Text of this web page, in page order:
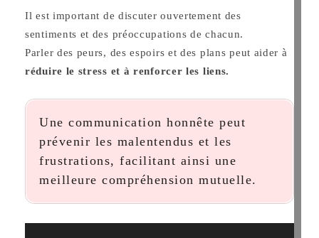
Il est important de discuter ouvertement des
sentiments et des préoccupations de chacun.
Parler des peurs, des espoirs et des plans peut aider à
réduire le stress et à renforcer les liens.
Une communication honnête peut
prévenir les malentendus et les
frustrations, facilitant ainsi une
meilleure compréhension mutuelle.